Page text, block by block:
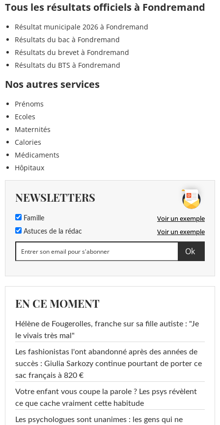
Tous les résultats officiels à Fondremand
Résultat municipale 2026 à Fondremand
Résultats du bac à Fondremand
Résultats du brevet à Fondremand
Résultats du BTS à Fondremand
Nos autres services
Prénoms
Ecoles
Maternités
Calories
Médicaments
Hôpitaux
NEWSLETTERS
Famille Voir un exemple
Astuces de la rédac Voir un exemple
EN CE MOMENT
Hélène de Fougerolles, franche sur sa fille autiste : "Je
le vivais très mal"
Les fashionistas l'ont abandonné après des années de
succès : Giulia Sarkozy continue pourtant de porter ce
sac français à 820 €
Votre enfant vous coupe la parole ? Les psys révèlent
ce que cache vraiment cette habitude
Les psychologues sont unanimes : les gens qui ne